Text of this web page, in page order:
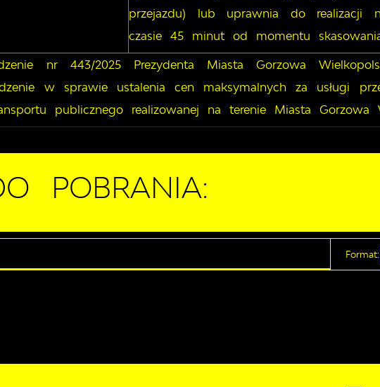
przejazdu) lub uprawnia do realizacji
czasie 45 minut od momentu
nr 443/2025 Prezydenta Miasta Gorzowa
w sprawie ustalenia cen maksymalnych za usługi
publicznego realizowanej na terenie Miasta Gorzowa
POBRANIA:
Format: